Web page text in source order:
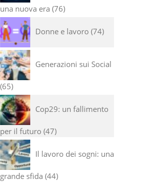
una nuova era 76
Donne e lavoro 74
Generazioni sui Social
65
Cop29: un fallimento
per il futuro 47
Il lavoro dei sogni: una
grande sfida 44